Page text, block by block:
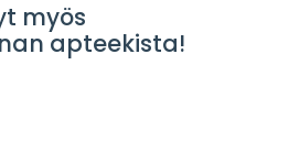
myös
apteekista!